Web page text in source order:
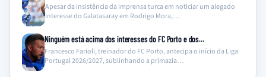
Apesar da insistência da imprensa turca em noticiar um alegado
interesse do Galatasaray em Rodrigo Mora,…
Ninguém está acima dos interesses do FC Porto e dos…
Francesco Farioli, treinador do FC Porto, antecipa o início da Liga
Portugal 2026/2027, sublinhando a primazia…